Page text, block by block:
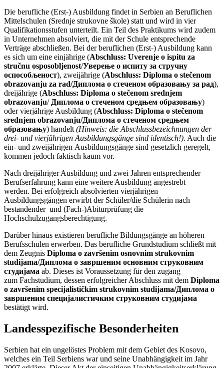
Die berufliche (Erst-) Ausbildung findet in Serbien an Beruflichen
Mittelschulen (Srednje strukovne škole) statt und wird in vier
Qualifikationsstufen unterteilt. Ein Teil des Praktikums wird zudem
in Unternehmen absolviert, die mit der Schule entsprechende
Verträge abschließen. Bei der beruflichen (Erst-) Ausbildung kann
es sich um eine einjährige (Abschluss: Uverenje o ispitu za
stručnu osposobljenost/Уверење о испиту за стручну
оспособљеност), zweijährige (Abschluss: Diploma o stečenom
obrazovanju za rad/Диплома о стеченом образовању за рад),
dreijährige (Abschluss: Diploma o stečenom srednjem
obrazovanju/ Диплома о стеченом средњем образовању)
oder vierjährige Ausbildung (Abschluss: Diploma o stečenom
srednjem obrazovanju/Диплома о стеченом средњем
образовању) handelt (Hinweis: die Abschlussbezeichnungen der
drei- und vierjährigen Ausbildungsgänge sind identisch!). Auch die
ein- und zweijährigen Ausbildungsgänge sind gesetzlich geregelt,
kommen jedoch faktisch kaum vor.
Nach dreijähriger Ausbildung und zwei Jahren entsprechender
Berufserfahrung kann eine weitere Ausbildung angestrebt
werden. Bei erfolgreich absolvierten vierjährigen
Ausbildungsgängen erwirbt der Schüler/die Schülerin nach
bestandender und (Fach-)Abiturprüfung die
Hochschulzugangsberechtigung.
Darüber hinaus existieren berufliche Bildungsgänge an höheren
Berufsschulen erwerben. Das berufliche Grundstudium schließt mit
dem Zeugnis Diploma o završenim osnovnim strukovnim
studijama/Диплома о завршеним основним струковним
студијама ab. Dieses ist Voraussetzung für den zugang
zum Fachstudium, dessen erfolgreicher Abschluss mit dem Diploma
o završenim specijalističkim strukovnim studijama/Диплома о
завршеним специјалистичким струковним студијама
bestätigt wird.
Landesspezifische Besonderheiten
Serbien hat ein ungelöstes Problem mit dem Gebiet des Kosovo,
welches ein Teil Serbiens war und seine Unabhängigkeit im Jahr